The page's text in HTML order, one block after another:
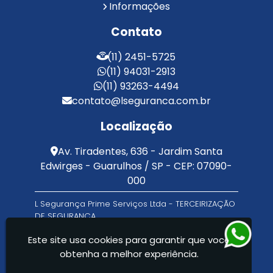
Serviço de Portaria e Limpeza
Serviços de Limpeza e Portaria
Terceirização de Facilities
Terceirização de Portaria
Zeladoria de Condomínios
Informações
Contato
(11) 2451-5725
(11) 94031-2913
(11) 93263-4494
contato@lseguranca.com.br
Localização
Av. Tiradentes, 636 - Jardim Santa
Edwirges - Guarulhos / SP - CEP: 07090-
000
L Segurança Prime Serviços Ltda - TERCEIRIZAÇÃO
DE SEGURANÇA
Este site usa cookies para garantir que você
obtenha a melhor experiência.